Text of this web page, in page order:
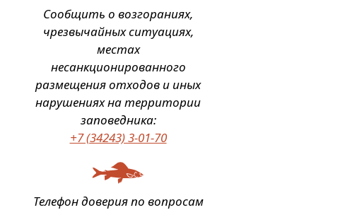
Сообщить о возгораниях,
чрезвычайных ситуациях,
местах
несанкционированного
размещения отходов и иных
нарушениях на территории
заповедника:
+7 (34243) 3-01-70
Телефон доверия по вопросам